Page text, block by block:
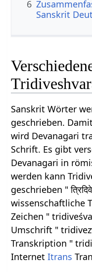
6
Sanskrit
Sanskrit Wörter
geschrieben.
wird Devanagari
Schrift. Es gibt
Devanagari in
werden kann
geschrieben "
wissenschaftliche
Zeichen "
Umschrift "
Transkription "
InternetItrans